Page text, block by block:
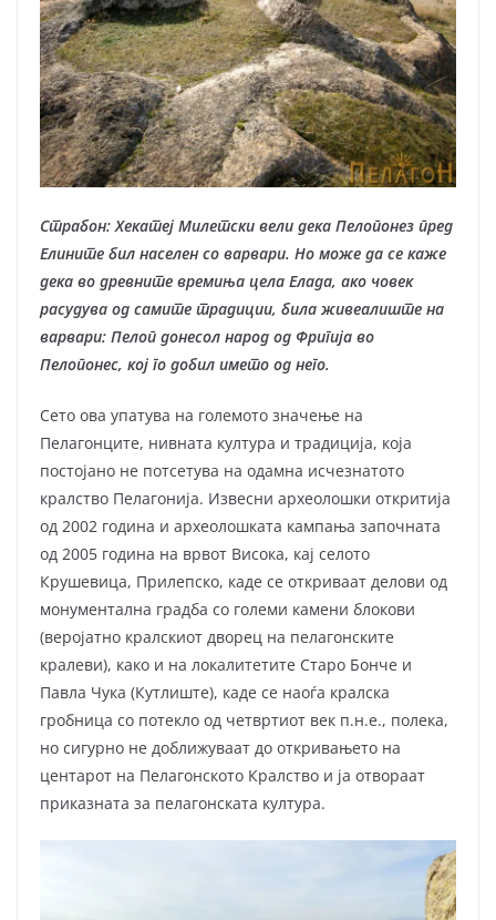
Страбон:Хекатеј Милетски вели дека Пелопонез пред
Елините бил населен со варвари. Но може да се каже
дека во древните времиња цела Елада, ако човек
расудува од самите традиции, била живеалиште на
варвари: Пелоп донесол народ од Фригија во
Пелопонес, кој го добил името од него.
Сето ова упатува на големото значење на
Пелагонците, нивната култура и традиција, која
постојано не потсетува на одамна исчезнатото
кралство Пелагонија. Извесни археолошки откритија
од 2002 година и археолошката кампања започната
од 2005 година на врвот Висока, кај селото
Крушевица, Прилепско, каде се откриваат делови од
монументална градба со големи камени блокови
(веројатно кралскиот дворец на пелагонските
кралеви), како и на локалитетите Старо Бонче и
Павла Чука (Кутлиште), каде се наоѓа кралска
гробница со потекло од четвртиот век п.н.е., полека,
но сигурно не доближуваат до откривањето на
центарот на Пелагонското Кралство и ја отвораат
приказната за пелагонската култура.